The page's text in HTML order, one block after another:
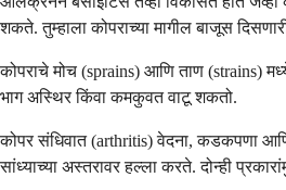
शकते. तुम्हाला कोपराच्या मागील बाजूस
कोपराचे मोच (sprains) आणि ताण (strains)
भाग अस्थिर किंवा कमकुवत वाटू शकतो.
कोपर संधिवात (arthritis) वेदना, कडकपणा
सांध्याच्या अस्तरावर हल्ला करते. दोन्ही